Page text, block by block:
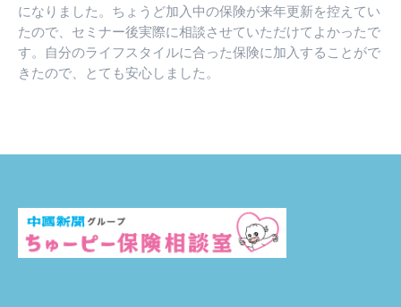
になりました。ちょうど加入中の保険が来年更新を控えてい
たので、セミナー後実際に相談させていただけてよかったで
す。自分のライフスタイルに合った保険に加入することがで
きたので、とても安心しました。